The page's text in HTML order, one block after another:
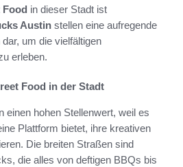
Food in dieser Stadt ist
Austin stellen eine aufregende
um die vielfältigen
erleben.
Food in der Stadt
einen hohen Stellenwert, weil es
Plattform bietet, ihre kreativen
Die breiten Straßen sind
die alles von deftigen BBQs bis